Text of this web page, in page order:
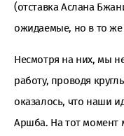
(отставка Аслана
ожидаемые, но в то
Несмотря на них, мы
работу, проводя
оказалось, что наши
Аршба. На тот момент